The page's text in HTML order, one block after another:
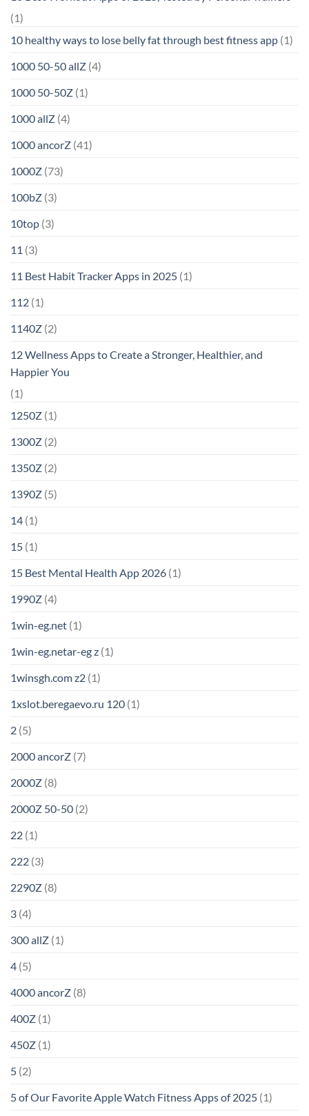
(1)
10 healthy ways to lose belly fat through best fitness app (1)
1000 50-50 allZ (4)
1000 50-50Z (1)
1000 allZ (4)
1000 ancorZ (41)
1000Z (73)
100bZ (3)
10top (3)
11 (3)
11 Best Habit Tracker Apps in 2025 (1)
112 (1)
1140Z (2)
12 Wellness Apps to Create a Stronger, Healthier, and
Happier You
(1)
1250Z (1)
1300Z (2)
1350Z (2)
1390Z (5)
14 (1)
15 (1)
15 Best Mental Health App 2026 (1)
1990Z (4)
1win-eg.net (1)
1win-eg.netar-eg z (1)
1winsgh.com z2 (1)
1xslot.beregaevo.ru 120 (1)
2 (5)
2000 ancorZ (7)
2000Z (8)
2000Z 50-50 (2)
22 (1)
222 (3)
2290Z (8)
3 (4)
300 allZ (1)
4 (5)
4000 ancorZ (8)
400Z (1)
450Z (1)
5 (2)
5 of Our Favorite Apple Watch Fitness Apps of 2025 (1)